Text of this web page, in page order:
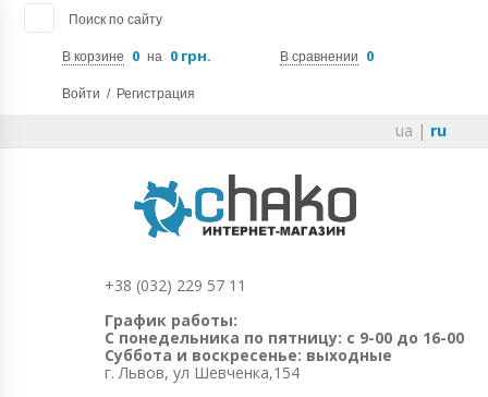
Поиск по сайту
В корзине 0 на 0 грн. В сравнении 0
Войти / Регистрация
ua | ru
+38 (032) 229 57 11
График работы:
С понедельника по пятницу: с 9-00 до 16-00
Суббота и воскресенье: выходные
г. Львов, ул Шевченка,154